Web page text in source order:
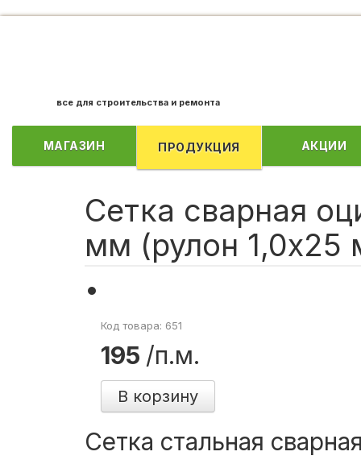
все для строительства и ремонта
МАГАЗИН ПРОДУКЦИЯ АКЦИИ
Сетка сварная
мм (рулон 1,0х25
Код товара: 651
195 /п.м.
В корзину
Сетка стальная